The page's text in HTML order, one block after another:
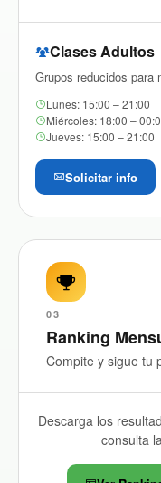
Clases Adultos
Grupos reducidos para
Lunes: 15:00 – 21:00
Miércoles: 18:00 –
Jueves: 15:00 – 21:00
Solicitar info
03
Ranking
Compite y sigue tu
Descarga los
consulta